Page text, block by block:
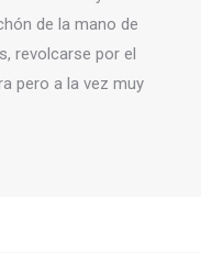
de la mano de
revolcarse por el
pero a la vez muy